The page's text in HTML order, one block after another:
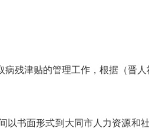
残津贴的管理工作，根据（晋
书面形式到大同市人力资源和